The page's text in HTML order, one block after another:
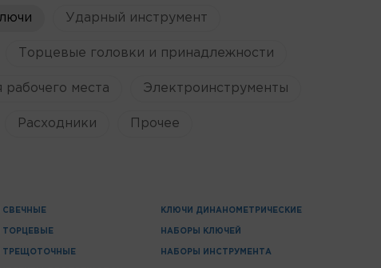
Ударный инструмент
Торцевые головки и принадлежности
рабочего места Электроинструменты
Расходники Прочее
СВЕЧНЫЕ
ТОРЦЕВЫЕ
ТРЕЩОТОЧНЫЕ
КЛЮЧИ ДИНАНОМЕТРИЧЕСКИЕ
НАБОРЫ КЛЮЧЕЙ
НАБОРЫ ИНСТРУМЕНТА